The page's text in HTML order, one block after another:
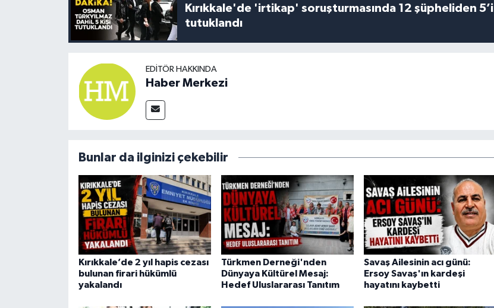
Kırıkkale'de 'irtikap' soruşturmasında 12 şüpheliden 5’i
tutuklandı
EDITÖR HAKKINDA
Haber Merkezi
Bunlar da ilginizi çekebilir
Kırıkkale’de 2 yıl hapis cezası
bulunan firari hükümlü
yakalandı
Türkmen Derneği'nden
Dünyaya Kültürel Mesaj:
Hedef Uluslararası Tanıtım
Savaş Ailesinin acı günü:
Ersoy Savaş'ın kardeşi
hayatını kaybetti